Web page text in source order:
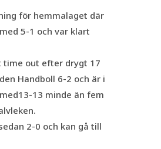
för hemmalaget där
5-1 och var klart
time out efter drygt 17
Handboll 6-2 och är i
13 minde än fem
2-0 och kan gå till